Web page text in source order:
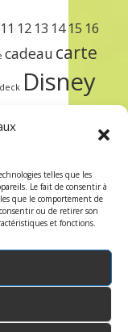
telles que les
Le fait de consentir à
que le comportement de
ou de retirer son
et fonctions.
11 12 13 14 15 16
cadeau carte
deck Disney
setsleeve
étincelant
-Mentions